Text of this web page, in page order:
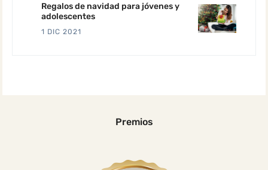
Regalos de navidad para jóvenes y
adolescentes
1 DIC 2021
Premios